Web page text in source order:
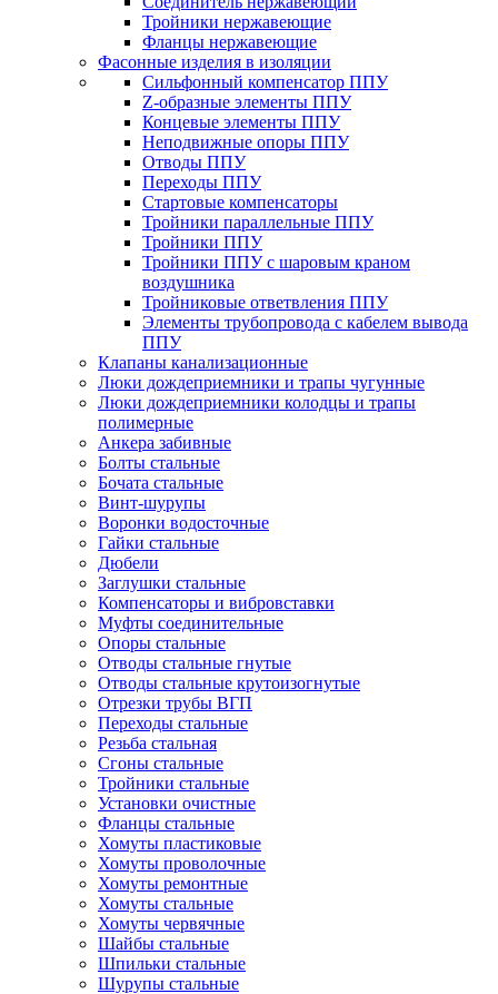
Тройники нержавеющие
Фланцы нержавеющие
Фасонные изделия в изоляции
Cильфонный компенсатор ППУ
Z-образные элементы ППУ
Концевые элементы ППУ
Неподвижные опоры ППУ
Отводы ППУ
Переходы ППУ
Стартовые компенсаторы
Тройники параллельные ППУ
Тройники ППУ
Тройники ППУ с шаровым краном
воздушника
Тройниковые ответвления ППУ
Элементы трубопровода с кабелем вывода
ППУ
Клапаны канализационные
Люки дождеприемники и трапы чугунные
Люки дождеприемники колодцы и трапы
полимерные
Анкера забивные
Болты стальные
Бочата стальные
Винт-шурупы
Воронки водосточные
Гайки стальные
Дюбели
Заглушки стальные
Компенсаторы и вибровставки
Муфты соединительные
Опоры стальные
Отводы стальные гнутые
Отводы стальные крутоизогнутые
Отрезки трубы ВГП
Переходы стальные
Резьба стальная
Сгоны стальные
Тройники стальные
Установки очистные
Фланцы стальные
Хомуты пластиковые
Хомуты проволочные
Хомуты ремонтные
Хомуты стальные
Хомуты червячные
Шайбы стальные
Шпильки стальные
Шурупы стальные